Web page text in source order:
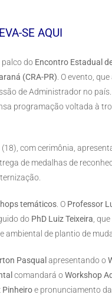
SE AQUI
palco do Encontro Estadual
(CRA-PR) . O evento,
de Administrador no
programação voltada à
com cerimônia,
de medalhas de
temáticos . O Professor
do PhD Luiz Teixeira ,
ambiental de plantio de
Pasqual apresentando o
comandará oWorkshop
Pinheiroe pronunciamento da